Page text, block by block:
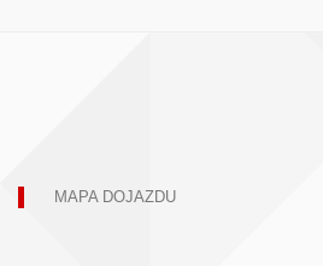
MAPA DOJAZDU